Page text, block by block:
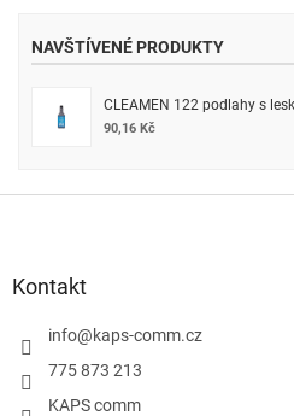
NAVŠTÍVENÉ PRODUKTY
CLEAMEN 122 podlahy s
90,16 Kč
Kontakt
info@kaps-comm.cz
775 873 213
KAPS comm